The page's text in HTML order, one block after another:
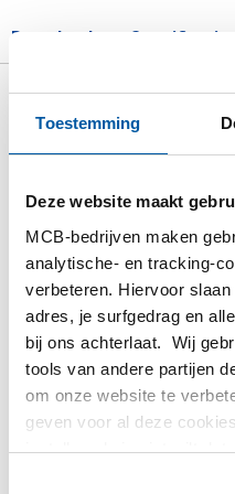
Toestemming
Deze website maakt
MCB-bedrijven maken
analytische- en tracking-
verbeteren. Hiervoor
adres, je surfgedrag en
bij ons achterlaat. Wij
tools van andere partijen
om onze website te
geven voor al deze
instellen als je niet wilt dat
Downloads Specificaties
Bruto
AW-6060 T66
geanodiseerd
Artikelnummer
2810-0644-30302
Omschrijving
Alu T-profiel EN AW-
geanodiseerd